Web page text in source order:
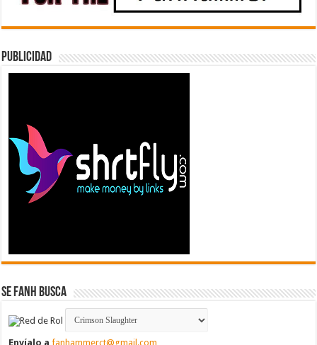
Publicidad
Se FanH Busca
Envíalo afanhammerct@gmail.com